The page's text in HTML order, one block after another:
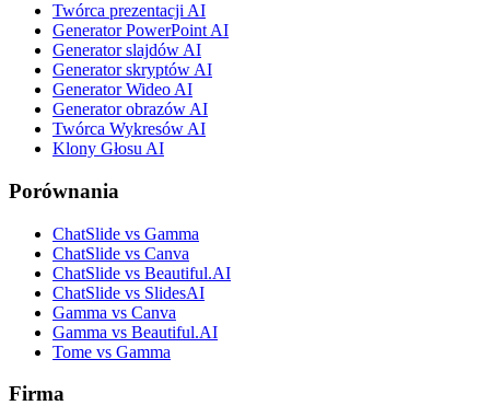
Twórca prezentacji AI
Generator PowerPoint AI
Generator slajdów AI
Generator skryptów AI
Generator Wideo AI
Generator obrazów AI
Twórca Wykresów AI
Klony Głosu AI
Porównania
ChatSlide vs Gamma
ChatSlide vs Canva
ChatSlide vs Beautiful.AI
ChatSlide vs SlidesAI
Gamma vs Canva
Gamma vs Beautiful.AI
Tome vs Gamma
Firma